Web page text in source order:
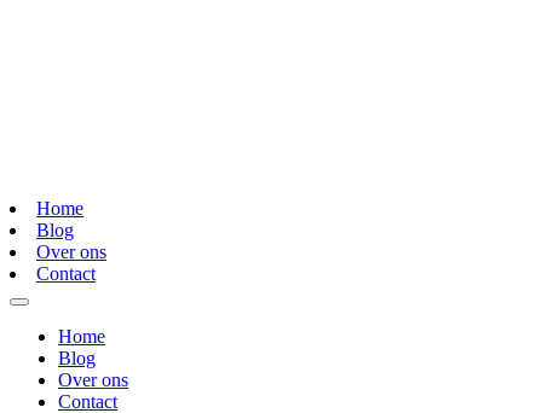
Home
Blog
Over ons
Contact
Home
Blog
Over ons
Contact